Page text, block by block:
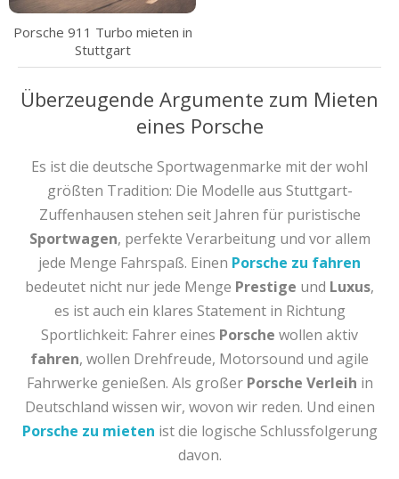
Porsche 911 Turbo mieten in
Stuttgart
Überzeugende Argumente zum Mieten
eines Porsche
Es ist die deutsche Sportwagenmarke mit der wohl
größten Tradition: Die Modelle aus Stuttgart-
Zuffenhausen stehen seit Jahren für puristische
Sportwagen, perfekte Verarbeitung und vor allem
jede Menge Fahrspaß. Einen Porsche zu fahren
bedeutet nicht nur jede Menge Prestige und Luxus,
es ist auch ein klares Statement in Richtung
Sportlichkeit: Fahrer eines Porsche wollen aktiv
fahren, wollen Drehfreude, Motorsound und agile
Fahrwerke genießen. Als großer Porsche Verleih in
Deutschland wissen wir, wovon wir reden. Und einen
Porsche zu mieten ist die logische Schlussfolgerung
davon.